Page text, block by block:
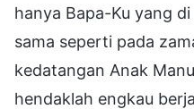
hanya Bapa-Ku yang
sama seperti pada
kedatangan Anak
hendaklah engkau